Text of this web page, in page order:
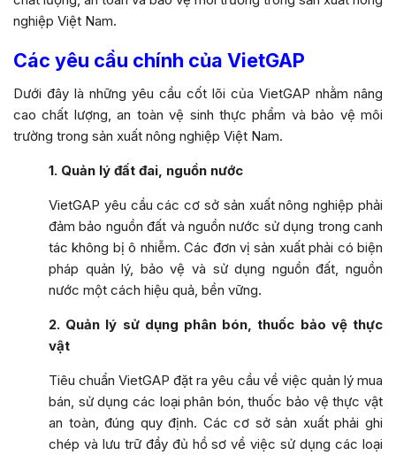
nghiệp Việt Nam.
Các yêu cầu chính của VietGAP
Dưới đây là những yêu cầu cốt lõi của VietGAP nhằm nâng
cao chất lượng, an toàn vệ sinh thực phẩm và bảo vệ môi
trường trong sản xuất nông nghiệp Việt Nam.
1. Quản lý đất đai, nguồn nước
VietGAP yêu cầu các cơ sở sản xuất nông nghiệp phải
đảm bảo nguồn đất và nguồn nước sử dụng trong canh
tác không bị ô nhiễm. Các đơn vị sản xuất phải có biện
pháp quản lý, bảo vệ và sử dụng nguồn đất, nguồn
nước một cách hiệu quả, bền vững.
2. Quản lý sử dụng phân bón, thuốc bảo vệ thực
vật
Tiêu chuẩn VietGAP đặt ra yêu cầu về việc quản lý mua
bán, sử dụng các loại phân bón, thuốc bảo vệ thực vật
an toàn, đúng quy định. Các cơ sở sản xuất phải ghi
chép và lưu trữ đầy đủ hồ sơ về việc sử dụng các loại